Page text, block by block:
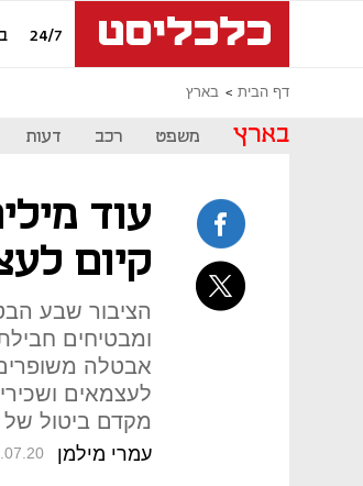
24/7
דף הבית בארץ
בארץ משפט רכב דעות
עוד
קיום
הציבור שבע
מקדם ביטול
עמרי מילמן